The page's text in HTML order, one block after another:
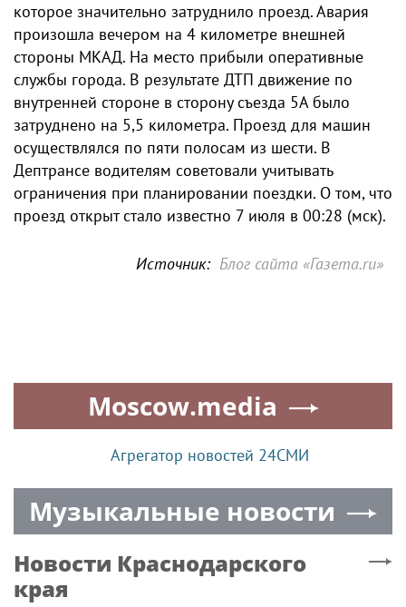
которое значительно затруднило проезд. Авария
произошла вечером на 4 километре внешней
стороны МКАД. На место прибыли оперативные
службы города. В результате ДТП движение по
внутренней стороне в сторону съезда 5А было
затруднено на 5,5 километра. Проезд для машин
осуществлялся по пяти полосам из шести. В
Дептрансе водителям советовали учитывать
ограничения при планировании поездки. О том, что
проезд открыт стало известно 7 июля в 00:28 (мск).
Источник: Блог сайта «Газета.ru»
Moscow.media
Агрегатор новостей 24СМИ
Музыкальные новости
Новости Краснодарского
края